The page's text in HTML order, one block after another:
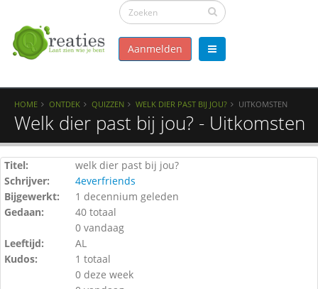
Aanmelden
HOME ONTDEK QUIZZEN WELK DIER PAST BIJ JOU? UITKOMSTEN
Welk dier past bij jou? - Uitkomsten
Titel:
welk dier past bij jou?
Schrijver:
4everfriends
Bijgewerkt:
1 decennium geleden
Gedaan:
40 totaal
0 vandaag
Leeftijd:
AL
Kudos:
1 totaal
0 deze week